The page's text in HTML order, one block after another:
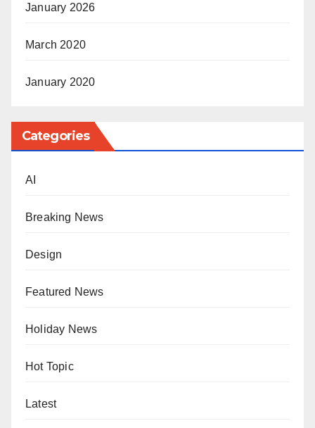
January 2026
March 2020
January 2020
Categories
AI
Breaking News
Design
Featured News
Holiday News
Hot Topic
Latest